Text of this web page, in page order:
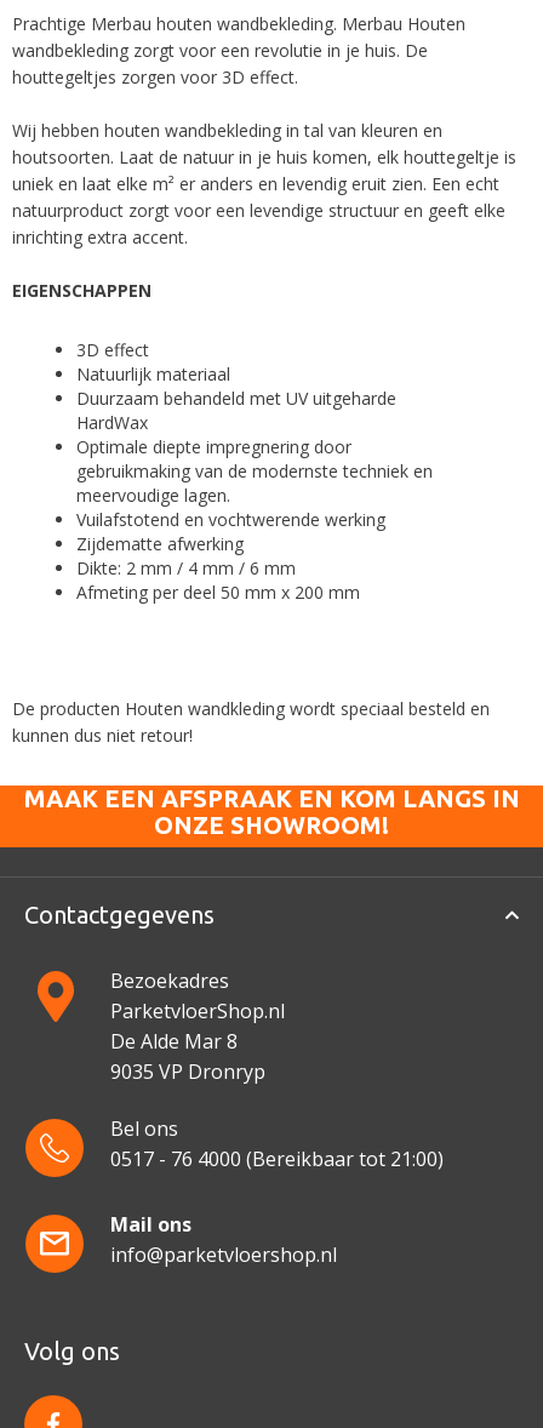
Prachtige Merbau houten wandbekleding. Merbau Houten
wandbekleding zorgt voor een revolutie in je huis. De
houttegeltjes zorgen voor 3D effect.
Wij hebben houten wandbekleding in tal van kleuren en
houtsoorten. Laat de natuur in je huis komen, elk houttegeltje is
uniek en laat elke m² er anders en levendig eruit zien. Een echt
natuurproduct zorgt voor een levendige structuur en geeft elke
inrichting extra accent.
EIGENSCHAPPEN
3D effect
Natuurlijk materiaal
Duurzaam behandeld met UV uitgeharde
HardWax
Optimale diepte impregnering door
gebruikmaking van de modernste techniek en
meervoudige lagen.
Vuilafstotend en vochtwerende werking
Zijdematte afwerking
Dikte: 2 mm / 4 mm / 6 mm
Afmeting per deel 50 mm x 200 mm
De producten Houten wandkleding wordt speciaal besteld en
kunnen dus niet retour!
MAAK EEN AFSPRAAK EN KOM LANGS IN
ONZE SHOWROOM!
Contactgegevens
Bezoekadres
ParketvloerShop.nl
De Alde Mar 8
9035 VP Dronryp
Bel ons
0517 - 76 4000 (Bereikbaar tot 21:00)
Mail ons
info@parketvloershop.nl
Volg ons